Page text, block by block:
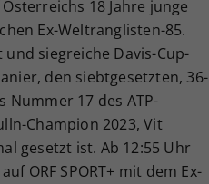
18 Jahre junge
Ex-Weltranglisten-85.
siegreiche Davis-Cup-
den siebtgesetzten, 36-
Nummer 17 des ATP-
Champion 2023, Vit
gesetzt ist. Ab 12:55 Uhr
ORF SPORT+ mit dem Ex-